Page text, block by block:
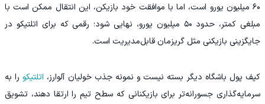
۶۰ میلیون یورو است، اما با موافقت خود بازیکن، این انتقال ممکن است با
مبلغی کمتر، حدود ۵۰ میلیون یورو، نهایی شود؛ رقمی که برای اتلتیکو در
جایگزینی بازیکنی مثل گریزمان قابل‌مدیریت است.
کیف پول باشگاه دیگر بسته نیست و نمونه جذب خولیان آلوارز، اتلتیکو را به
سرمایه‌گذاری جسورانه‌تر برای بازیکنانی که سطح تیم را ارتقا دهند، تشویق